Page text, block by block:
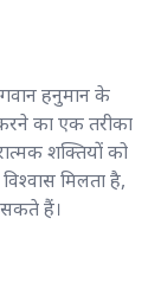
हनुमान के
का एक तरीका
शक्तियों को
मिलता है,
हैं।